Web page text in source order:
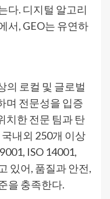
다. 디지털 알고리
서, GEO는 유연하
의 로컬 및 글로벌
며 전문성을 입증
치한 전문 팀과 탄
내외 250개 이상
ISO 14001,
있어, 품질과 안전,
을 충족한다.